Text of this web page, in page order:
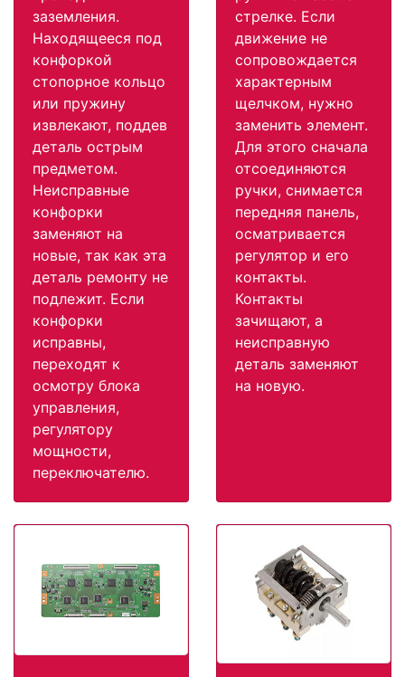
заземления.
Находящееся под
конфоркой
стопорное кольцо
или пружину
извлекают, поддев
деталь острым
предметом.
Неисправные
конфорки
заменяют на
новые, так как эта
деталь ремонту не
подлежит. Если
конфорки
исправны,
переходят к
осмотру блока
управления,
регулятору
мощности,
переключателю.
стрелке. Если
движение не
сопровождается
характерным
щелчком, нужно
заменить элемент.
Для этого сначала
отсоединяются
ручки, снимается
передняя панель,
осматривается
регулятор и его
контакты.
Контакты
зачищают, а
неисправную
деталь заменяют
на новую.